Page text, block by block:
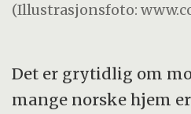
(Illustrasjonsfoto:
Det er grytidlig om
mange norske hjem